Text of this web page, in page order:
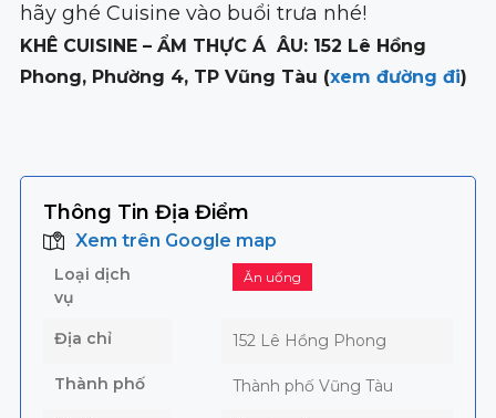
hãy ghé Cuisine vào buổi trưa nhé!
KHÊ CUISINE – ẨM THỰC Á ÂU: 152 Lê Hồng
Phong, Phường 4, TP Vũng Tàu (xem đường đi)
Thông Tin Địa Điểm
Xem trên Google map
Loại dịch
vụ
Ăn uống
Địa chỉ 152 Lê Hồng Phong
Thành phố Thành phố Vũng Tàu